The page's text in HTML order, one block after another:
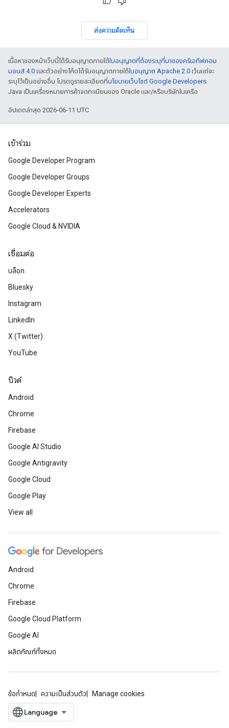
ส่งความคิดเห็น
เนื้อหาของหน้าเว็บนี้ได้รับอนุญาตภายใต้ใบอนุญาตที่ต้องระบุที่มาของครีเอทีฟคอม
มอนส์ 4.0 และตัวอย่างโค้ดได้รับอนุญาตภายใต้ใบอนุญาต Apache 2.0 เว้นแต่จะ
ระบุไว้เป็นอย่างอื่น โปรดดูรายละเอียดที่นโยบายเว็บไซต์ Google Developers
Java เป็นเครื่องหมายการค้าจดทะเบียนของ Oracle และ/หรือบริษัทในเครือ
อัปเดตล่าสุด 2026-06-11 UTC
เข้าร่วม
Google Developer Program
Google Developer Groups
Google Developer Experts
Accelerators
Google Cloud & NVIDIA
เชื่อมต่อ
บล็อก
Bluesky
Instagram
LinkedIn
X (Twitter)
YouTube
บิวด์
Android
Chrome
Firebase
Google AI Studio
Google Antigravity
Google Cloud
Google Play
View all
Android
Chrome
Firebase
Google Cloud Platform
Google AI
ผลิตภัณฑ์ทั้งหมด
ข้อกำหนด ความเป็นส่วนตัว Manage cookies